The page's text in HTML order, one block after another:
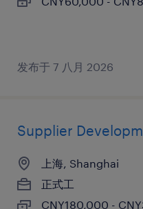
发布于 7 八月 2026
Supplier
上海, Shanghai
正式工
CNY180,000 -